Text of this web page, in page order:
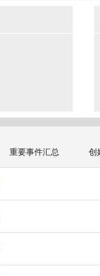
重要事件汇总 创